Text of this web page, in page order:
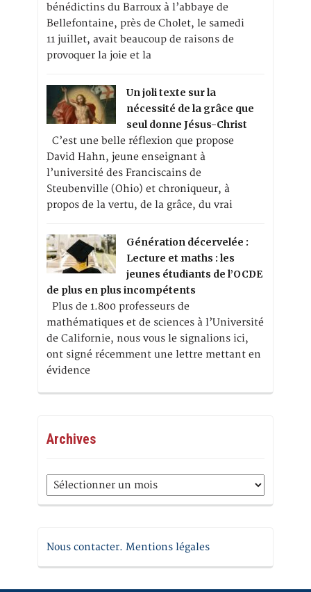
bénédictins du Barroux à l’abbaye de
Bellefontaine, près de Cholet, le samedi
11 juillet, avait beaucoup de raisons de
provoquer la joie et la
Un joli texte sur la
nécessité de la grâce que
seul donne Jésus-Christ
C’est une belle réflexion que propose
David Hahn, jeune enseignant à
l’université des Franciscains de
Steubenville (Ohio) et chroniqueur, à
propos de la vertu, de la grâce, du vrai
Génération décervelée :
Lecture et maths : les
jeunes étudiants de l’OCDE
de plus en plus incompétents
Plus de 1.800 professeurs de
mathématiques et de sciences à l’Université
de Californie, nous vous le signalions ici,
ont signé récemment une lettre mettant en
évidence
Archives
Archives
Nous contacter. Mentions légales